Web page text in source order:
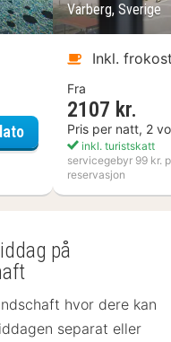
Nynäs Havsbad
Varberg, Sverige
Inkl.
Fra
2107 kr.
Pris per natt, 2
inkl. turistskatt
servicegebyr 99 kr.
reservasjon
på
hvor dere kan
separat eller